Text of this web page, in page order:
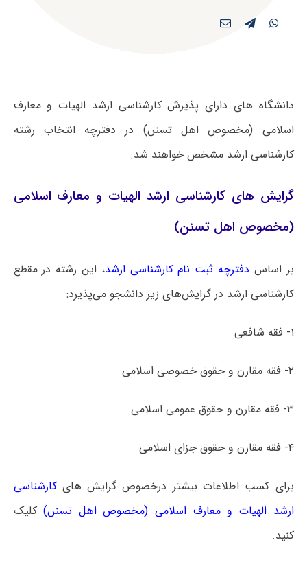
دانشگاه های دارای پذیرش کارشناسی ارشد الهیات و معارف
اسلامی (مخصوص اهل تسنن) در دفترچه انتخاب رشته
کارشناسی ارشد مشخص خواهند شد.
گرایش های کارشناسی ارشد الهیات و معارف اسلامی
(مخصوص اهل تسنن)
بر اساس دفترچه ثبت نام کارشناسی ارشد، این رشته در مقطع
کارشناسی ارشد در گرایش‌های زیر دانشجو می‌پذیرد:
۱- فقه شافعی
۲- فقه مقارن و حقوق خصوصی اسلامی
۳- فقه مقارن و حقوق عمومی اسلامی
۴- فقه مقارن و حقوق جزای اسلامی
برای کسب اطلاعات بیشتر درخصوص گرایش هایکارشناسی
ارشد الهیات و معارف اسلامی (مخصوص اهل تسنن)کلیک
کنید.